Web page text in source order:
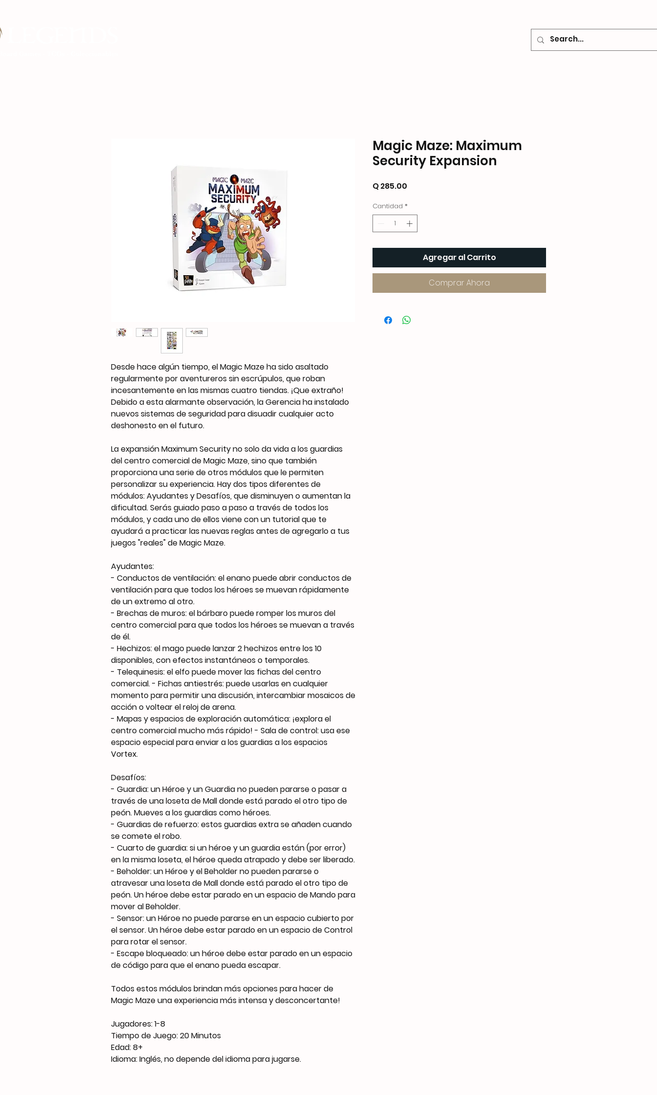
Desde hace algún tiempo, el Magic Maze ha sido asaltado
regularmente por aventureros sin escrúpulos, que roban
incesantemente en las mismas cuatro tiendas. ¡Que extraño!
Debido a esta alarmante observación, la Gerencia ha instalado
nuevos sistemas de seguridad para disuadir cualquier acto
deshonesto en el futuro.
La expansión Maximum Security no solo da vida a los guardias
del centro comercial de Magic Maze, sino que también
proporciona una serie de otros módulos que le permiten
personalizar su experiencia. Hay dos tipos diferentes de
módulos: Ayudantes y Desafíos, que disminuyen o aumentan la
dificultad. Serás guiado paso a paso a través de todos los
módulos, y cada uno de ellos viene con un tutorial que te
ayudará a practicar las nuevas reglas antes de agregarlo a tus
juegos "reales" de Magic Maze.
Ayudantes:
- Conductos de ventilación: el enano puede abrir conductos de
ventilación para que todos los héroes se muevan rápidamente
de un extremo al otro.
- Brechas de muros: el bárbaro puede romper los muros del
centro comercial para que todos los héroes se muevan a través
de él.
- Hechizos: el mago puede lanzar 2 hechizos entre los 10
disponibles, con efectos instantáneos o temporales.
- Telequinesis: el elfo puede mover las fichas del centro
comercial. - Fichas antiestrés: puede usarlas en cualquier
momento para permitir una discusión, intercambiar mosaicos de
acción o voltear el reloj de arena.
- Mapas y espacios de exploración automática: ¡explora el
centro comercial mucho más rápido! - Sala de control: usa ese
espacio especial para enviar a los guardias a los espacios
Vortex.
Desafíos:
- Guardia: un Héroe y un Guardia no pueden pararse o pasar a
través de una loseta de Mall donde está parado el otro tipo de
peón. Mueves a los guardias como héroes.
- Guardias de refuerzo: estos guardias extra se añaden cuando
se comete el robo.
- Cuarto de guardia: si un héroe y un guardia están (por error)
en la misma loseta, el héroe queda atrapado y debe ser liberado.
- Beholder: un Héroe y el Beholder no pueden pararse o
atravesar una loseta de Mall donde está parado el otro tipo de
peón. Un héroe debe estar parado en un espacio de Mando para
mover al Beholder.
- Sensor: un Héroe no puede pararse en un espacio cubierto por
el sensor. Un héroe debe estar parado en un espacio de Control
para rotar el sensor.
- Escape bloqueado: un héroe debe estar parado en un espacio
de código para que el enano pueda escapar.
Todos estos módulos brindan más opciones para hacer de
Magic Maze una experiencia más intensa y desconcertante!
Jugadores: 1-8
Tiempo de Juego: 20 Minutos
Edad: 8+
Idioma: Inglés, no depende del idioma para jugarse.
Magic Maze: Maximum
Security Expansion
Q 285.00
Cantidad *
Agregar al Carrito
Comprar Ahora